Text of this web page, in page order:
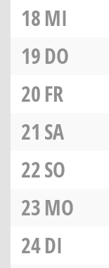
18MI
19DO
20FR
21 SA
22SO
23MO
24DI